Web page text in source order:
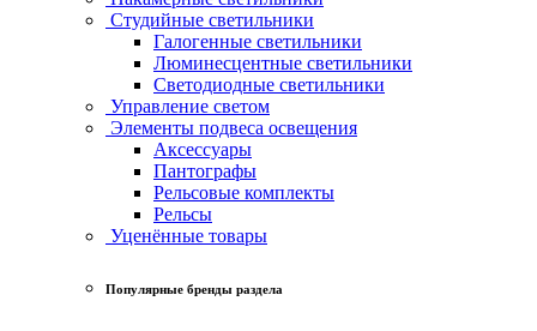
Студийные светильники
Галогенные светильники
Люминесцентные светильники
Светодиодные светильники
Управление светом
Элементы подвеса освещения
Аксессуары
Пантографы
Рельсовые комплекты
Рельсы
Уценённые товары
Популярные бренды раздела